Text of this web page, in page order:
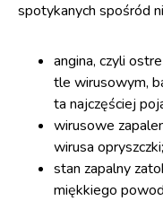
spotykanych spośród
angina, czyli
tle wirusowym,
ta najczęściej
wirusowe
wirusa opryszczki;
stan zapalny
miękkiego